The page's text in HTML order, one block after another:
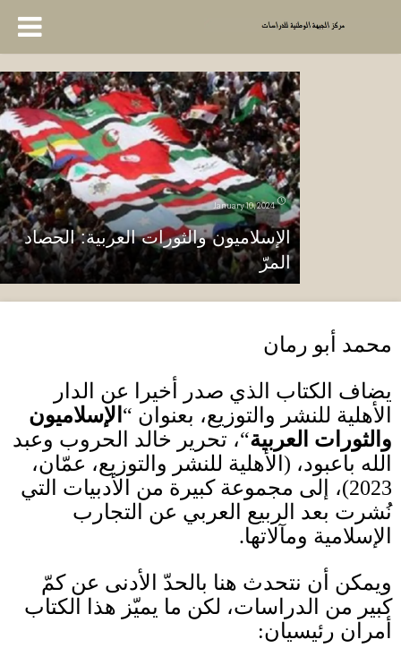
January 10, 2024
الإسلاميون والثورات العربية: الحصاد
المرّ
محمد أبو رمان
يضاف الكتاب الذي صدر أخيرا عن الدار
الأهلية للنشر والتوزيع، بعنوان “ الإسلاميون
والثورات العربية“، تحرير خالد الحروب وعبد
الله باعبود، ( الأهلية للنشر والتوزيع، عمّان،
2023) ، إلى مجموعة كبيرة من الأدبيات التي
نُشرت بعد الربيع العربي عن التجارب
الإسلامية ومآلاتها.
ويمكن أن نتحدث هنا بالحدّ الأدنى عن كمّ
كبير من الدراسات، لكن ما يميّز هذا الكتاب
أمران رئيسيان: